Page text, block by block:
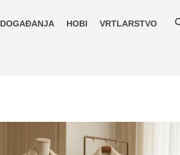
DOGAĐANJA HOBI VRTLARSTVO